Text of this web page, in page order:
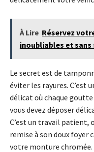
À Lire Réservez
inoubliables et sans
Le secret est de
éviter les rayures. C’est
délicat où chaque goutte
vous devez déposer
C’est un travail patient,
remise à son doux foyer
votre monture chromée.